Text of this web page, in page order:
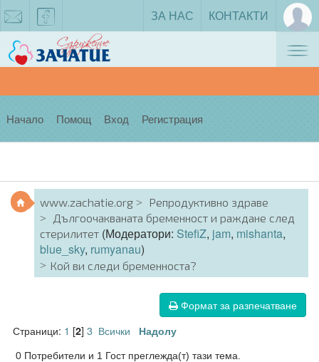
facebook
ЗА НАС КОНТАКТИ
Начало Помощ Вход Регистрация
www.zachatie.org
Репродуктивно здраве
Дългоочакваната бременност и раждане след
стерилитет(Модератори: StefiZ, jam, mishanta,
blue_sky, rumyanau)
Кой ви следи бременноста?
Формат за разпечатване
Страници: 1 [2] 3 Всички Надолу
0 Потребители и 1 Гост преглежда(т) тази тема.